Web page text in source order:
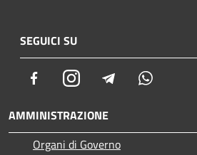
SEGUICI SU
FacebookInstagram Telegram
AMMINISTRAZIONE
Organi di Governo